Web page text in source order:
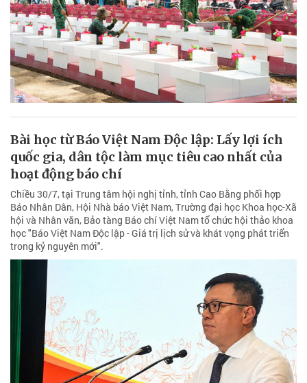
Bài học từ Báo Việt Nam Độc lập: Lấy lợi ích
quốc gia, dân tộc làm mục tiêu cao nhất của
hoạt động báo chí
Chiều 30/7, tại Trung tâm hội nghị tỉnh, tỉnh Cao Bằng phối hợp
Báo Nhân Dân, Hội Nhà báo Việt Nam, Trường đại học Khoa học-Xã
hội và Nhân văn, Bảo tàng Báo chí Việt Nam tổ chức hội thảo khoa
học "Báo Việt Nam Độc lập - Giá trị lịch sử và khát vọng phát triển
trong kỷ nguyên mới".